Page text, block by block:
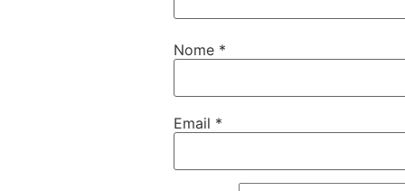
Nome *
Email *